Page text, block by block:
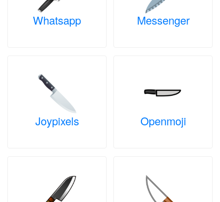
Whatsapp Messenger
Joypixels Openmoji